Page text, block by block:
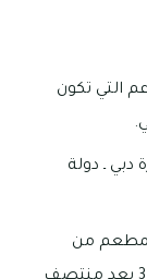
التي تكون
دبي ـ دولة
من